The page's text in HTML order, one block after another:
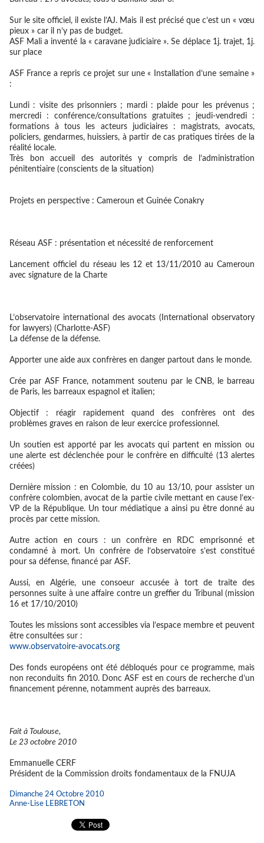
Sur le site officiel, il existe l’AJ. Mais il est précisé que c’est un « vœu
pieux » car il n’y pas de budget.
ASF Mali a inventé la « caravane judiciaire ». Se déplace 1j. trajet, 1j.
sur place
ASF France a repris ce projet sur une « Installation d’une semaine »
:
Lundi : visite des prisonniers ; mardi : plaide pour les prévenus ;
mercredi : conférence/consultations gratuites ; jeudi-vendredi :
formations à tous les acteurs judiciaires : magistrats, avocats,
policiers, gendarmes, huissiers, à partir de cas pratiques tirées de la
réalité locale.
Très bon accueil des autorités y compris de l’administration
pénitentiaire (conscients de la situation)
Projets en perspective : Cameroun et Guinée Conakry
Réseau ASF : présentation et nécessité de renforcement
Lancement officiel du réseau les 12 et 13/11/2010 au Cameroun
avec signature de la Charte
L’observatoire international des avocats (International observatory
for lawyers) (Charlotte-ASF)
La défense de la défense.
Apporter une aide aux confrères en danger partout dans le monde.
Crée par ASF France, notamment soutenu par le CNB, le barreau
de Paris, les barreaux espagnol et italien;
Objectif : réagir rapidement quand des confrères ont des
problèmes graves en raison de leur exercice professionnel.
Un soutien est apporté par les avocats qui partent en mission ou
une alerte est déclenchée pour le confrère en difficulté (13 alertes
créées)
Dernière mission : en Colombie, du 10 au 13/10, pour assister un
confrère colombien, avocat de la partie civile mettant en cause l’ex-
VP de la République. Un tour médiatique a ainsi pu être donné au
procès par cette mission.
Autre action en cours : un confrère en RDC emprisonné et
condamné à mort. Un confrère de l’observatoire s’est constitué
pour sa défense, financé par ASF.
Aussi, en Algérie, une consoeur accusée à tort de traite des
personnes suite à une affaire contre un greffier du Tribunal (mission
16 et 17/10/2010)
Toutes les missions sont accessibles via l’espace membre et peuvent
être consultées sur :
www.observatoire-avocats.org
Des fonds européens ont été débloqués pour ce programme, mais
non reconduits fin 2010. Donc ASF est en cours de recherche d’un
financement pérenne, notamment auprès des barreaux.
Fait à Toulouse,
Le 23 octobre 2010
Emmanuelle CERF
Président de la Commission droits fondamentaux de la FNUJA
Dimanche 24 Octobre 2010
Anne-Lise LEBRETON